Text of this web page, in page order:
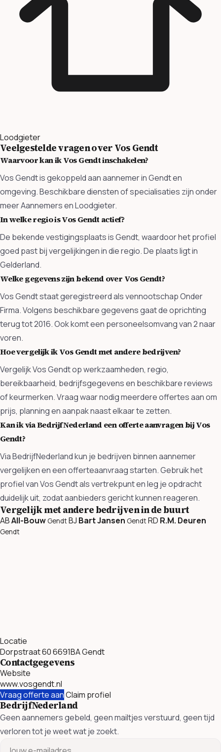
Loodgieter
Veelgestelde vragen over Vos Gendt
Waarvoor kan ik Vos Gendt inschakelen?
Vos Gendt is gekoppeld aan aannemer in Gendt en
omgeving. Beschikbare diensten of specialisaties zijn onder
meer Aannemers en Loodgieter.
In welke regio is Vos Gendt actief?
De bekende vestigingsplaats is Gendt, waardoor het profiel
goed past bij vergelijkingen in die regio. De plaats ligt in
Gelderland.
Welke gegevens zijn bekend over Vos Gendt?
Vos Gendt staat geregistreerd als vennootschap Onder
Firma. Volgens beschikbare gegevens gaat de oprichting
terug tot 2016. Ook komt een personeelsomvang van 2 naar
voren.
Hoe vergelijk ik Vos Gendt met andere bedrijven?
Vergelijk Vos Gendt op werkzaamheden, regio,
bereikbaarheid, bedrijfsgegevens en beschikbare reviews
of keurmerken. Vraag waar nodig meerdere offertes aan om
prijs, planning en aanpak naast elkaar te zetten.
Kan ik via BedrijfNederland een offerte aanvragen bij Vos
Gendt?
Via BedrijfNederland kun je bedrijven binnen aannemer
vergelijken en een offerteaanvraag starten. Gebruik het
profiel van Vos Gendt als vertrekpunt en leg je opdracht
duidelijk uit, zodat aanbieders gericht kunnen reageren.
Vergelijk met andere bedrijven in de buurt
ABAll-Bouw GendtBJ Bart Jansen GendtRD R.M. Deuren
Gendt
Locatie
Dorpstraat 60 6691BA Gendt
Contactgegevens
Website
www.vosgendt.nl
Vraag offerte aanClaim profiel
BedrijfNederland
Geen aannemers gebeld, geen mailtjes verstuurd, geen tijd
verloren tot je weet wat je zoekt.